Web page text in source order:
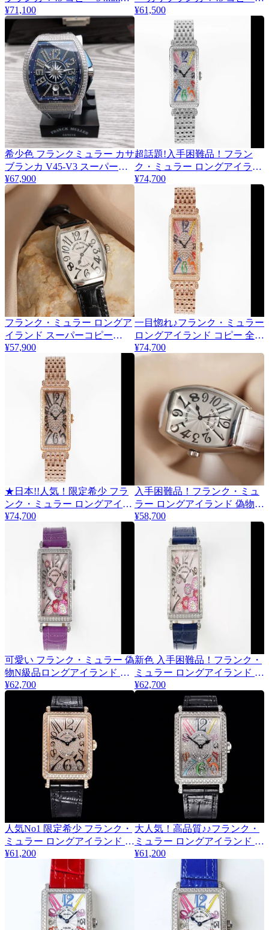
frs10027
¥71,100
55.3 mm fri49860
¥61,500
希少色 フランクミュラー カサ
ブランカ V45-V3 スーパーコ
ピーN級品 frz75027
¥67,900
超話題!入手困難品！フラン
ク・ミュラー ロングアイラン
ド 全面ダイヤ frb46267
¥74,700
フランク・ミュラー ロングア
イランド スーパーコピー
frq20695
¥57,900
一目惚れ♪フランク・ミュラー
ロングアイランド コピー 全面
ダイヤ 超人気 frg59287
¥74,700
★日本!!人気！限定希少 フラ
ンク・ミュラー ロングアイラ
ンド 全面ダイヤ frc36163
¥74,700
入手困難品！フランク・ミュ
ラー ロングアイランド 偽物
frc53084
¥58,700
可愛い フランク・ミュラー 偽
物N級品ロングアイランド ダ
イヤモンドベゼル frz08598
¥62,700
新色 入手困難品！フランク・
ミュラー ロングアイランド ダ
イヤモンドベゼル frm53789
¥62,700
人気No1 限定希少 フランク・
ミュラー ロングアイランド 全
面ダイヤ frg53361
¥61,200
大人気！高品質♪♪フランク・
ミュラー ロングアイランド カ
ラードリームス frd65276
¥61,200